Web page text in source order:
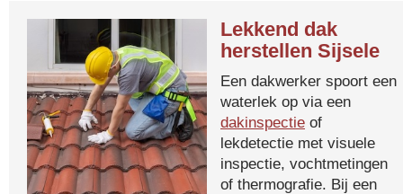
Lekkend dak
herstellen Sijsele
Een dakwerker spoort een
waterlek op via een
dakinspectie of
lekdetectie met visuele
inspectie, vochtmetingen
of thermografie. Bij een